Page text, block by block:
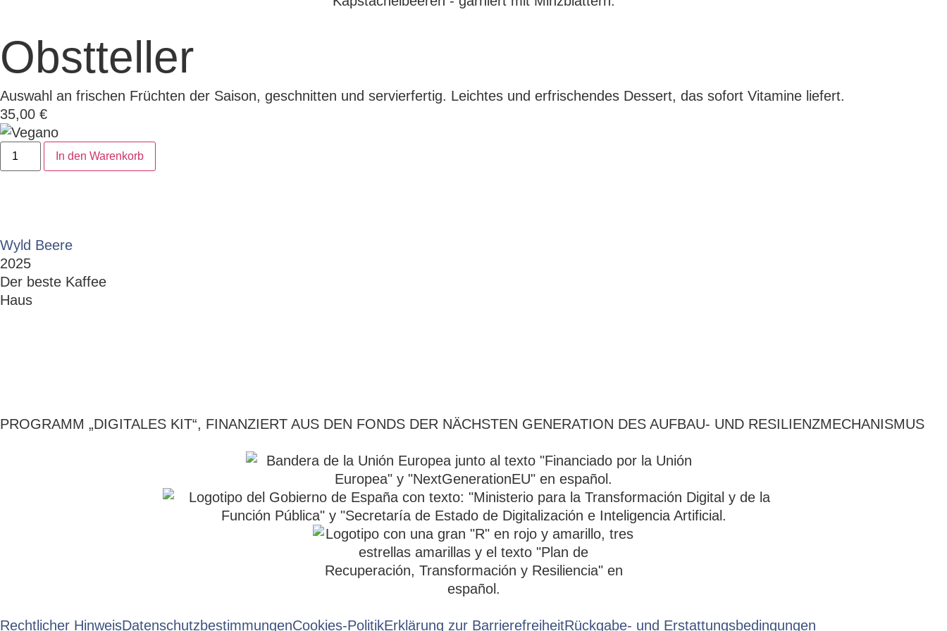
Obstteller
Auswahl an frischen Früchten der Saison, geschnitten und servierfertig. Leichtes und erfrischendes Dessert, das sofort Vitamine liefert.
35,00 €
In den Warenkorb
Wyld Beere
2025
Der beste Kaffee
Haus
PROGRAMM „DIGITALES KIT“, FINANZIERT AUS DEN FONDS DER NÄCHSTEN GENERATION DES AUFBAU- UND RESILIENZMECHANISMUS
Rechtlicher HinweisDatenschutzbestimmungenCookies-PolitikErklärung zur BarrierefreiheitRückgabe- und Erstattungsbedingungen